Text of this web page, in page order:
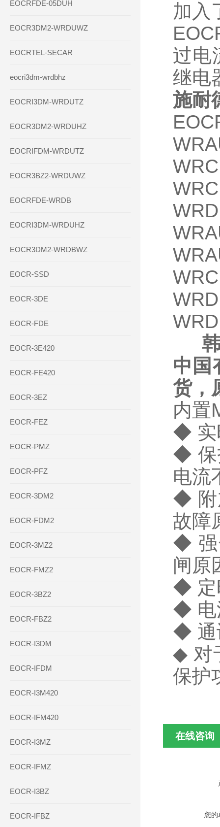
EOCRFDE-05DUH
EOCR3DM2-WRDUWZ
EOCRTEL-SECAR
eocri3dm-wrdbhz
EOCRI3DM-WRDUTZ
EOCR3DM2-WRDUHZ
EOCRIFDM-WRDUTZ
EOCR3BZ2-WRDUWZ
EOCRFDE-WRDB
EOCRI3DM-WRDUHZ
EOCR3DM2-WRDBWZ
EOCR-SSD
EOCR-3DE
EOCR-FDE
EOCR-3E420
EOCR-FE420
EOCR-3EZ
EOCR-FEZ
EOCR-PMZ
EOCR-PFZ
EOCR-3DM2
EOCR-FDM2
EOCR-3MZ2
EOCR-FMZ2
EOCR-3BZ2
EOCR-FBZ2
EOCR-I3DM
EOCR-IFDM
EOCR-I3M420
EOCR-IFM420
EOCR-I3MZ
EOCR-IFMZ
EOCR-I3BZ
EOCR-IFBZ
加入
过电
继电
施耐
中国
货，
内置
◆ 实
◆ 保
电流
◆ 附
故障
◆ 强
闸原
◆ 定
◆ 电
◆ 通
◆ 对
保护
在线咨询
您的